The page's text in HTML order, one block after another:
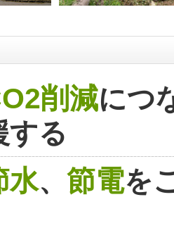
削減につ
する
水、 節電を